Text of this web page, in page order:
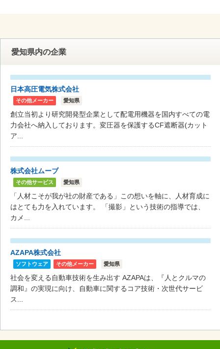
愛知県内の企業
日本高圧電気株式会社
その他メーカー 愛知県
創立当初より研究開発型企業として配電用機器を国内すべての電
力会社へ納入しております。変圧器を保護するCF遮断器(カット
ア...
株式会社ムーブ
その他サービス 愛知県
「人材こそが我が社の財産である」この想いを軸に、人材育成に
はとても力を入れています。 「撮影」という技術の指導では、
カメ...
AZAPA株式会社
ソフトウェア その他メーカー 愛知県
社会を変える自動車技術を生み出す AZAPAは、『人とクルマの
調和』の実現に向け、自動車に関するコア技術・次世代サービ
ス...